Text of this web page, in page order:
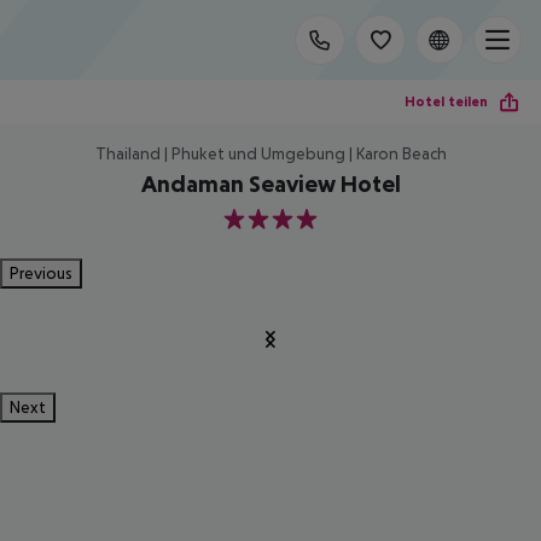
Hotel teilen
Thailand | Phuket und Umgebung | Karon Beach
Andaman Seaview Hotel
4
Previous
Next